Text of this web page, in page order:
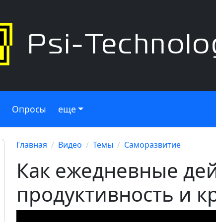
Опросы еще
Главная Видео Темы Саморазвитие
Как ежедневные
продуктивность и